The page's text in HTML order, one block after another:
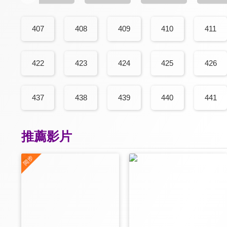
407 408 409 410 411
422 423 424 425 426
437 438 439 440 441
推薦影片